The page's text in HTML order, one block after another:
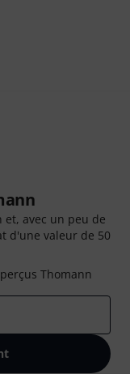
et, avec un peu de
d'une valeur de 50
Thomann